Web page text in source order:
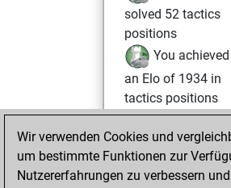
solved 52 tactics
positions
You achieved
an Elo of 1934 in
tactics positions
You played 1
blitz games
You scored
Wir verwenden Cookies und
um bestimmte Funktionen zur
Nutzererfahrungen zu verbessern